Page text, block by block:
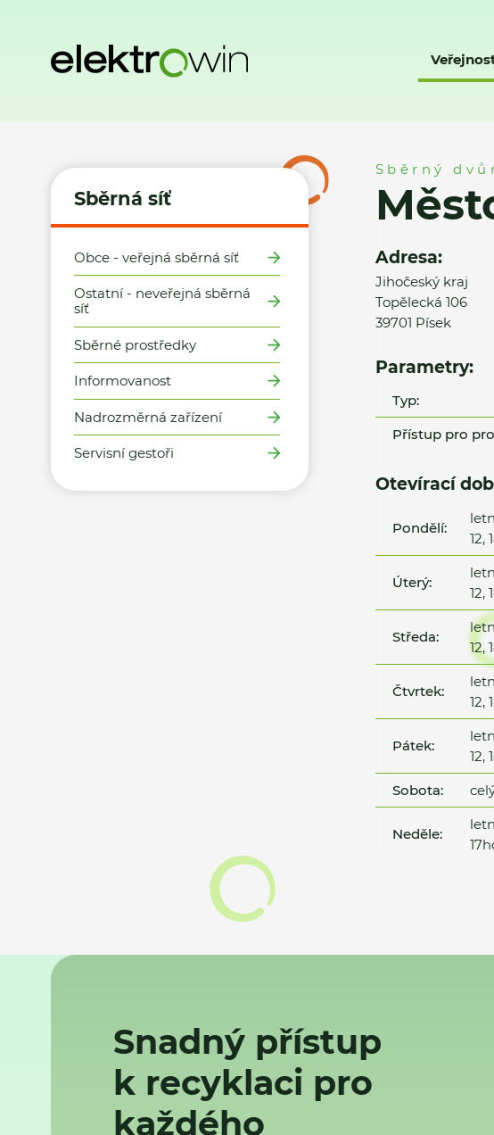
Sběrná síť
Obce - veřejná sběrná síť
Ostatní - neveřejná sběrná
síť
Sběrné prostředky
Informovanost
Nadrozměrná zařízení
Servisní gestoři
Sběrný
Adresa:
Jihočeský kraj
Topělecká 106
39701 Písek
Parametry:
Typ:
Přístup pro
Otevírací
Pondělí:
12,
Úterý:
12,
Středa:
12,
Čtvrtek:
12,
Pátek:
12,
Sobota:
Neděle:
Snadný přístup
k recyklaci pro
každého